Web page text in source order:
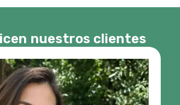
nuestros clientes